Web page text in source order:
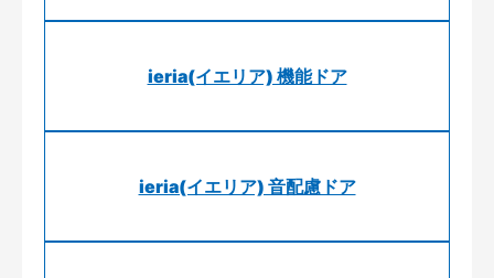
ieria(イエリア) 機能ドア
ieria(イエリア) 音配慮ドア